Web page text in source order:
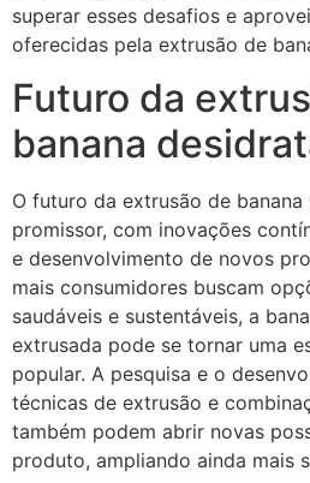
superar esses desafios e
oferecidas pela extrusão de
Futuro da
banana
O futuro da extrusão de
promissor, com inovações
e desenvolvimento de novos
mais consumidores buscam
saudáveis e sustentáveis, a
extrusada pode se tornar uma
popular. A pesquisa e o
técnicas de extrusão e
também podem abrir novas
produto, ampliando ainda mais